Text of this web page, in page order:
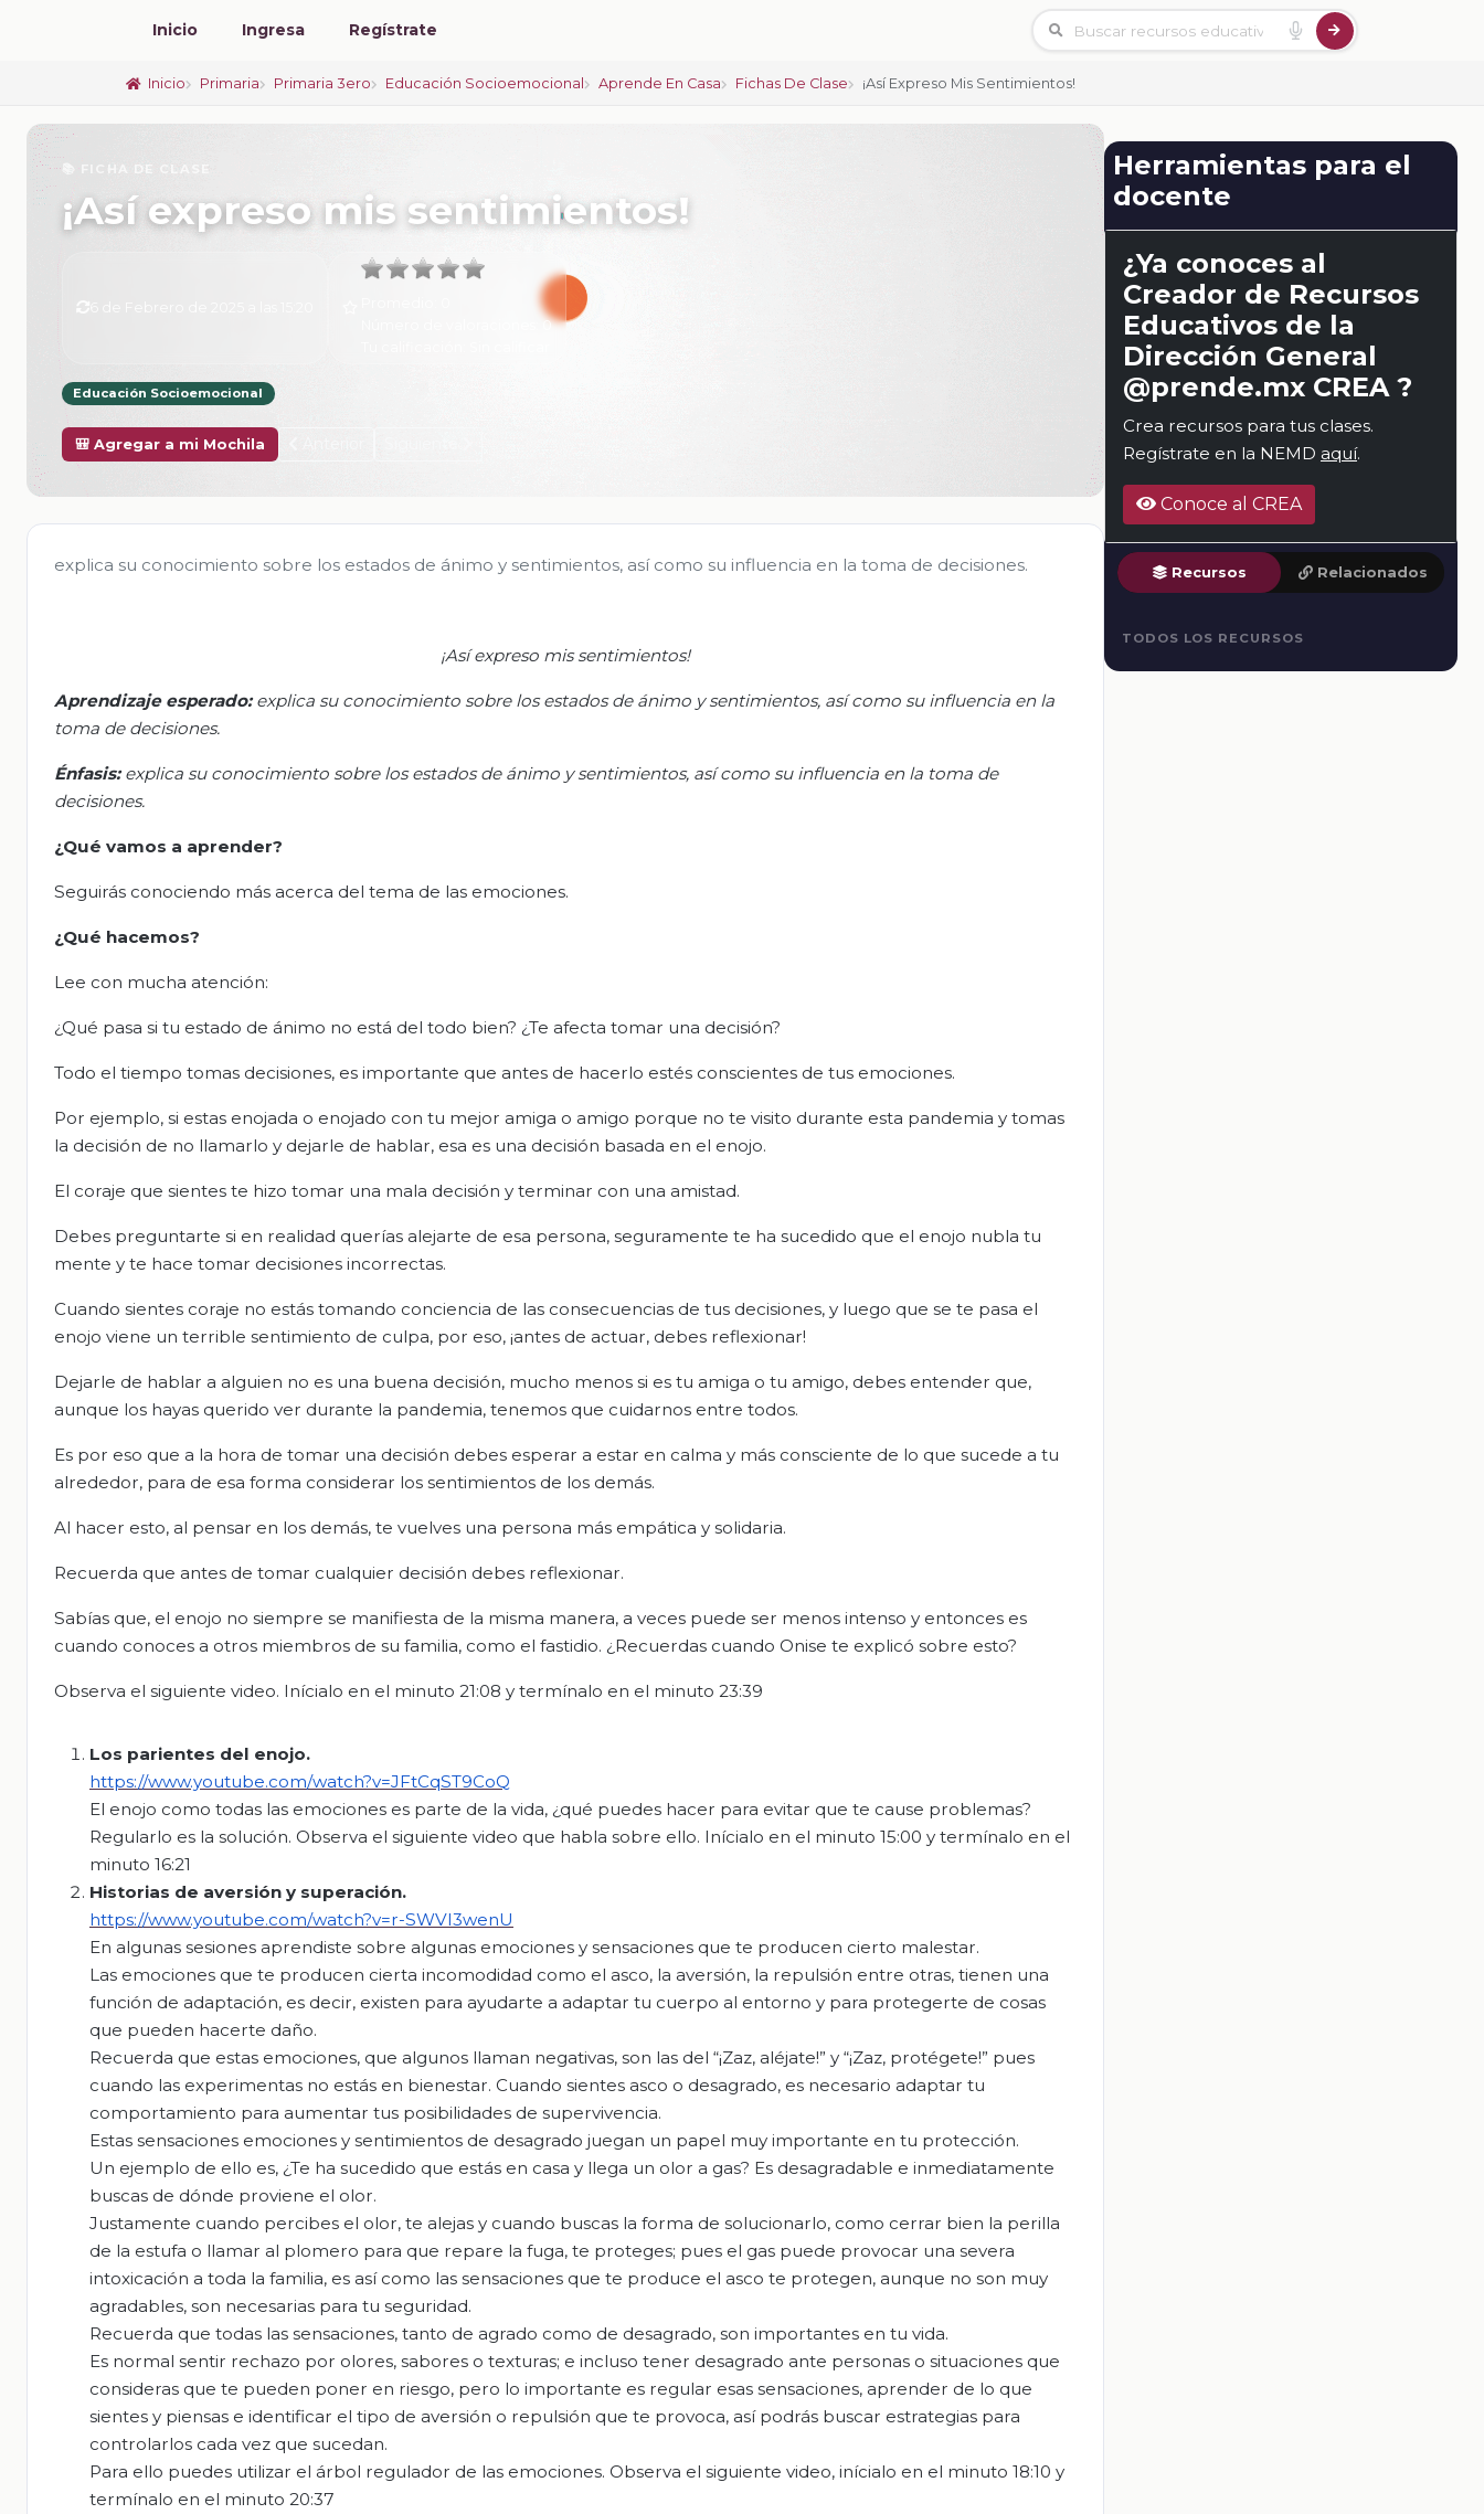
Inicio Ingresa Regístrate
Inicio Primaria Primaria 3ero Educación Socioemocional Aprende En Casa Fichas De Clase ¡Así Expreso Mis Sentimientos!
📚 FICHA DE CLASE
¡Así expreso mis sentimientos!
0
Educación Socioemocional
🎒 Agregar a mi Mochila
explica su conocimiento sobre los estados de ánimo y sentimientos, así como su influencia en la toma de decisiones.
¡Así expreso mis sentimientos!
Aprendizaje esperado: explica su conocimiento sobre los estados de ánimo ysentimientos, así como su influencia en la
toma de decisiones.
Énfasis:explica su conocimiento sobre los estados de ánimo ysentimientos, así como su influencia en la toma de
decisiones.
¿Qué vamos a aprender?
Seguirás conociendo más acerca del tema de las emociones.
¿Qué hacemos?
Lee con mucha atención:
¿Qué pasa si tu estado de ánimo no está del todo bien? ¿Te afecta tomar una decisión?
Todo el tiempo tomas decisiones, es importante que antes de hacerlo estés conscientes de tus emociones.
Por ejemplo, si estas enojada o enojado con tu mejor amiga o amigo porque no te visito durante esta pandemia y tomas
la decisión de no llamarlo y dejarle de hablar, esa es una decisión basada en el enojo.
El coraje que sientes te hizo tomar una mala decisión y terminar con una amistad.
Debes preguntarte si en realidad querías alejarte de esa persona, seguramente te ha sucedido que el enojo nubla tu
mente y te hace tomar decisiones incorrectas.
Cuando sientes coraje no estás tomando conciencia de las consecuencias de tus decisiones, y luego que se te pasa el
enojo viene un terrible sentimiento de culpa, por eso, ¡antes de actuar, debes reflexionar!
Dejarle de hablar a alguien no es una buena decisión, mucho menos si es tu amiga o tu amigo, debes entender que,
aunque los hayas querido ver durante la pandemia, tenemos que cuidarnos entre todos.
Es por eso que a la hora de tomar una decisión debes esperar a estar en calma y más consciente de lo que sucede a tu
alrededor, para de esa forma considerar los sentimientos de los demás.
Al hacer esto, al pensar en los demás, te vuelves una persona más empática y solidaria.
Recuerda que antes de tomar cualquier decisión debes reflexionar.
Sabías que, el enojo no siempre se manifiesta de la misma manera, a veces puede ser menos intenso y entonces es
cuando conoces a otros miembros de su familia, como el fastidio. ¿Recuerdas cuando Onise te explicó sobre esto?
Observa el siguiente video. Inícialo en el minuto 21:08 y termínalo en el minuto 23:39
Los parientes del enojo.
https://www.youtube.com/watch?v=JFtCqST9CoQ
El enojo como todas las emociones es parte de la vida, ¿qué puedes hacer para evitar que te cause problemas?
Regularlo es la solución. Observa el siguiente video que habla sobre ello. Inícialo en el minuto 15:00 y termínalo en el
minuto 16:21
Historias de aversión y superación.
https://www.youtube.com/watch?v=r-SWVI3wenU
En algunas sesiones aprendiste sobre algunas emociones y sensaciones que te producen cierto malestar.
Las emociones que te producen cierta incomodidad como el asco, la aversión, la repulsión entre otras, tienen una
función de adaptación, es decir, existen para ayudarte a adaptar tu cuerpo al entorno y para protegerte de cosas
que pueden hacerte daño.
Recuerda que estas emociones, que algunos llaman negativas, son las del “¡Zaz, aléjate!” y “¡Zaz, protégete!” pues
cuando las experimentas no estás en bienestar. Cuando sientes asco o desagrado, es necesario adaptar tu
comportamiento para aumentar tus posibilidades de supervivencia.
Estas sensaciones emociones y sentimientos de desagrado juegan un papel muy importante en tu protección.
Un ejemplo de ello es, ¿Te ha sucedido que estás en casa y llega un olor a gas? Es desagradable e inmediatamente
buscas de dónde proviene el olor.
Justamente cuando percibes el olor, te alejas y cuando buscas la forma de solucionarlo, como cerrar bien la perilla
de la estufa o llamar al plomero para que repare la fuga, te proteges; pues el gas puede provocar una severa
intoxicación a toda la familia, es así como las sensaciones que te produce el asco te protegen, aunque no son muy
agradables, son necesarias para tu seguridad.
Recuerda que todas las sensaciones, tanto de agrado como de desagrado, son importantes en tu vida.
Es normal sentir rechazo por olores, sabores o texturas; e incluso tener desagrado ante personas o situaciones que
consideras que te pueden poner en riesgo, pero lo importante es regular esas sensaciones, aprender de lo que
sientes y piensas e identificar el tipo de aversión o repulsión que te provoca, así podrás buscar estrategias para
controlarlos cada vez que sucedan.
Para ello puedes utilizar el árbol regulador de las emociones. Observa el siguiente video, inícialo en el minuto 18:10 y
termínalo en el minuto 20:37
Herramientas para el
docente
¿Ya conoces al
Creador de Recursos
Educativos de la
Dirección General
@prende.mx CREA ?
Crea recursos para tus clases.
Regístrate en la NEMD aquí.
Conoce al CREA
Recursos Relacionados
TODOS LOS RECURSOS